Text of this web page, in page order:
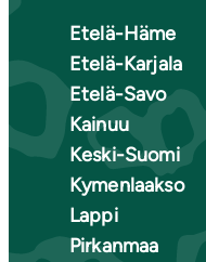
Etelä-Häme
Etelä-Karjala
Etelä-Savo
Kainuu
Keski-Suomi
Kymenlaakso
Lappi
Pirkanmaa